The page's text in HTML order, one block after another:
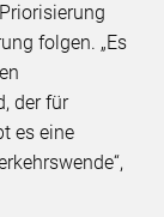
folgen. „Es
der für
es eine